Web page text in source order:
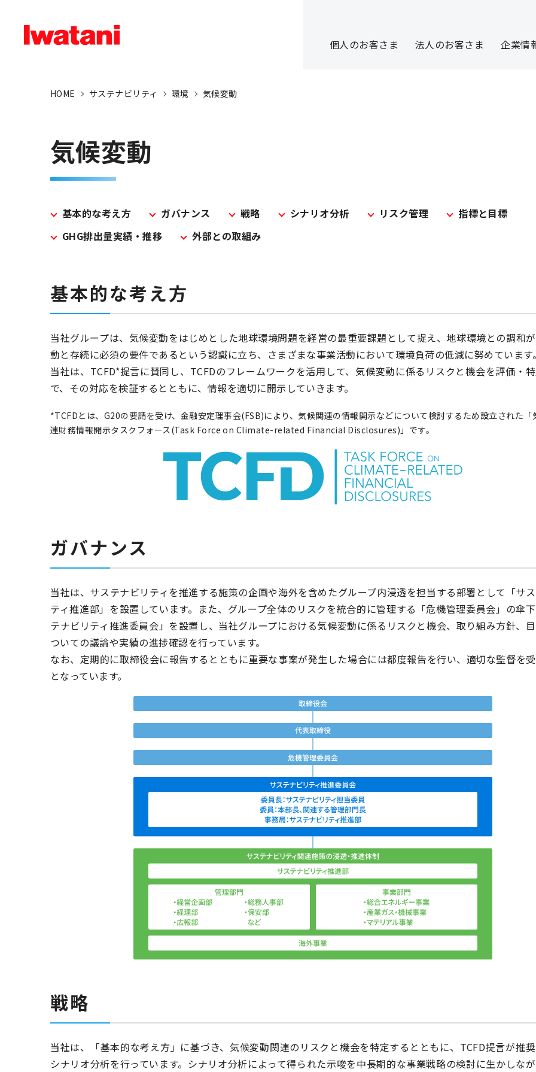
個人のお客さま 法人のお客さま 企業情
HOME サステナビリティ 環境 気候変動
気候変動
基本的な考え方 ガバナンス 戦略 シナリオ分析 リスク管理
指標と目標
GHG排出量実績・推移
外部との取組み
基本的な考え方
当社グループは、気候変動をはじめとした地球環境問題を経営の最重要課題として捉え、地球環境との調和
動と存続に必須の要件であるという認識に立ち、さまざまな事業活動において環境負荷の低減に努めています。
当社は、TCFD*提言に賛同し、TCFDのフレームワークを活用して、気候変動に係るリスクと機会を評価・
で、その対応を検証するとともに、情報を適切に開示していきます。
*TCFDとは、G20の要請を受け、金融安定理事会(FSB)により、気候関連の情報開示などについて検討するため設立された「
連財務情報開示タスクフォース(Task Force on Climate-related Financial Disclosures)」です。
ガバナンス
当社は、サステナビリティを推進する施策の企画や海外を含めたグループ内浸透を担当する部署として「サ
ティ推進部」を設置しています。また、グループ全体のリスクを統合的に管理する「危機管理委員会」の傘
テナビリティ推進委員会」を設置し、当社グループにおける気候変動に係るリスクと機会、取り組み方針、
ついての議論や実績の進捗確認を行っています。
なお、定期的に取締役会に報告するとともに重要な事案が発生した場合には都度報告を行い、適切な監督を
となっています。
戦略
当社は、「基本的な考え方」に基づき、気候変動関連のリスクと機会を特定するとともに、TCFD提言が推
シナリオ分析を行っています。シナリオ分析によって得られた示唆を中長期的な事業戦略の検討に生かしな